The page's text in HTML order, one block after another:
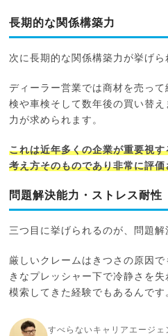
長期的な関係構築力
次に長期的な関係構築力が挙げら
ディーラー営業では商材を売っ
検や車検そして数年後の買い替
力が求められます。
これは近年多くの企業が重要視
考え方そのものであり非常に評
問題解決能力・ストレス耐性
三つ目に挙げられるのが、問題解
厳しいクレームはきつさの原因
きなプレッシャー下で冷静さを
模索してきた経験でもあるんです
すべらないキャリアエージェ